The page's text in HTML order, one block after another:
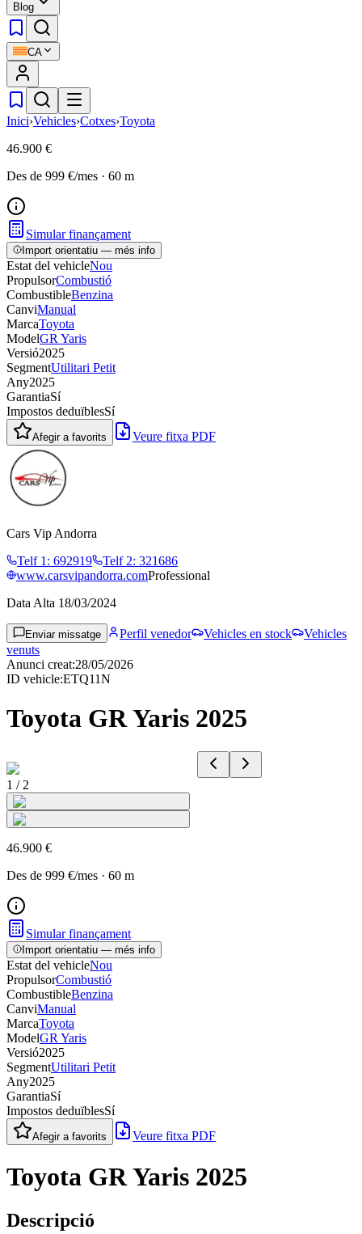
Blog
CA
Inici›Vehicles›Cotxes›Toyota
46.900 €
Des de 999 €/mes · 60 m
Simular finançament
Import orientatiu — més info
Estat del vehicleNou
PropulsorCombustió
CombustibleBenzina
CanviManual
MarcaToyota
ModelGR Yaris
Versió2025
SegmentUtilitari Petit
Any2025
GarantiaSí
Impostos deduïblesSí
Afegir a favorits Veure fitxa PDF
Cars Vip Andorra
Telf 1 : 692919 Telf 2: 321686
www.carsvipandorra.comProfessional
Data Alta 18/03/2024
Enviar missatge Perfil venedor Vehicles en stock
Vehicles
venuts
Anunci creat:28/05/2026
ID vehicle:ETQ11N
Toyota GR Yaris 2025
1 / 2
46.900 €
Des de 999 €/mes · 60 m
Simular finançament
Import orientatiu — més info
Estat del vehicleNou
PropulsorCombustió
CombustibleBenzina
CanviManual
MarcaToyota
ModelGR Yaris
Versió2025
SegmentUtilitari Petit
Any2025
GarantiaSí
Impostos deduïblesSí
Afegir a favorits Veure fitxa PDF
Toyota GR Yaris 2025
Descripció